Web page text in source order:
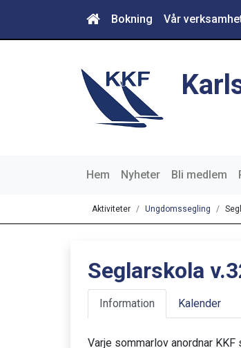
Bokning Vår
Hem Nyheter Bli medlem
Aktiviteter Ungdomssegling
Seglarskola
Information Kalender
Varje sommarlov anordnar